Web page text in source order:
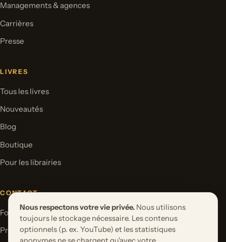
Managements & agences
Carrières
Presse
LIVRES
Tous les livres
Nouveautés
Blog
Boutique
Pour les librairies
CONTACT
Formulaire de contact
Proposer un projet de livre
Nous respectons votre vie privée. Nous utilisons
toujours le stockage nécessaire. Les contenus
optionnels (p. ex. YouTube) et les statistiques